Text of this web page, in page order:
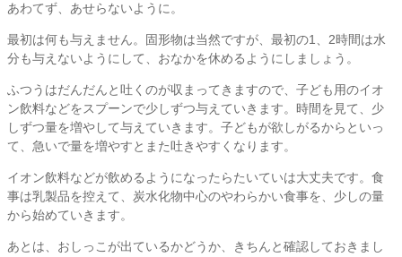
あわてず、あせらないように。
最初は何も与えません。固形物は当然ですが、最初の1、2時間は水
分も与えないようにして、おなかを休めるようにしましょう。
ふつうはだんだんと吐くのが収まってきますので、子ども用のイオ
ン飲料などをスプーンで少しずつ与えていきます。時間を見て、少
しずつ量を増やして与えていきます。子どもが欲しがるからといっ
て、急いで量を増やすとまた吐きやすくなります。
イオン飲料などが飲めるようになったらたいていは大丈夫です。食
事は乳製品を控えて、炭水化物中心のやわらかい食事を、少しの量
から始めていきます。
あとは、おしっこが出ているかどうか、きちんと確認しておきまし